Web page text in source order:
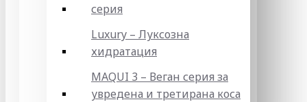
серия
Luxury – Луксозна
хидратация
MAQUI 3 – Веган серия за
увредена и третирана коса